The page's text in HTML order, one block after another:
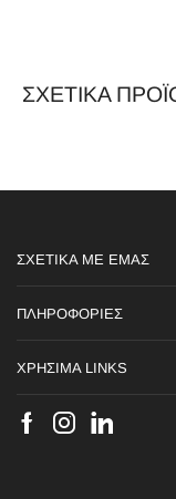
ΣΧΕΤΙΚΆ
ΣΧΕΤΙΚΆ ΜΕ ΕΜΆΣ
ΠΛΗΡΟΦΟΡΙΕΣ
ΧΡΗΣΙΜΑ LINKS